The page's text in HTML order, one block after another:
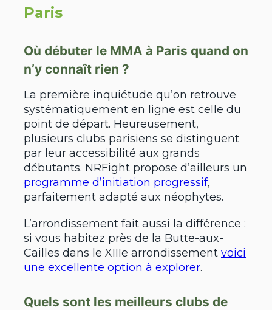
Paris
Où débuter le MMA à Paris quand on
n’y connaît rien ?
La première inquiétude qu’on retrouve
systématiquement en ligne est celle du
point de départ. Heureusement,
plusieurs clubs parisiens se distinguent
par leur accessibilité aux grands
débutants. NRFight propose d’ailleurs un
programme d’initiation progressif,
parfaitement adapté aux néophytes.
L’arrondissement fait aussi la différence :
si vous habitez près de la Butte-aux-
Cailles dans le XIIIe arrondissement voici
une excellente option à explorer.
Quels sont les meilleurs clubs de